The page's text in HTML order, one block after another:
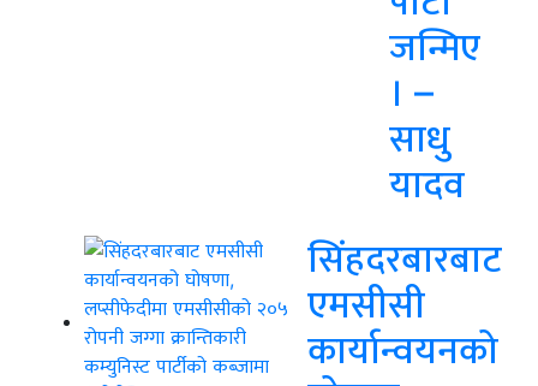
जन्मिए
। –
साधु
यादव
सिंहदरबारबाट
एमसीसी
कार्यान्वयनको